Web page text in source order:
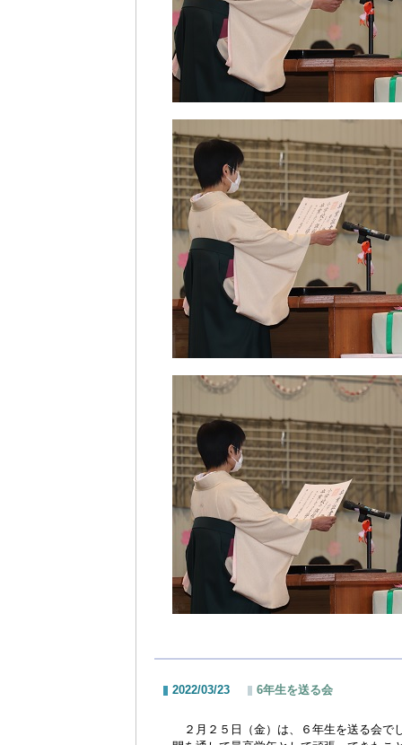
2022/03/23 6年生を送る会
２月２５日（金）は、６年生を送る会